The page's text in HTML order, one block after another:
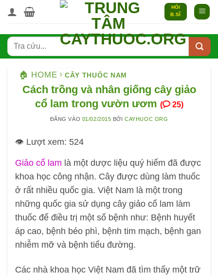
qua
dung
HỎI
B.SĨ
🏠 HOME CÂY THUỐC NAM
Cách trồng và nhân giống cây giảo
cổ lam trong vườn ươm ( 25)
ĐĂNG VÀO 01/02/2015 BỞICAYHUOC ORG
👁️ Lượt xem: 524
Giảo cổ lam là một dược liệu quý hiếm đã được
khoa học công nhận. Cây được dùng làm thuốc
ở rất nhiều quốc gia. Việt Nam là một trong
những quốc gia sử dụng cây giảo cổ lam làm
thuốc để điều trị một số bệnh như: Bệnh huyết
áp cao, bệnh béo phì, bệnh tim mạch, bệnh gan
nhiễm mỡ và bệnh tiểu đường.
Các nhà khoa học Việt Nam đã tìm thấy một trữ